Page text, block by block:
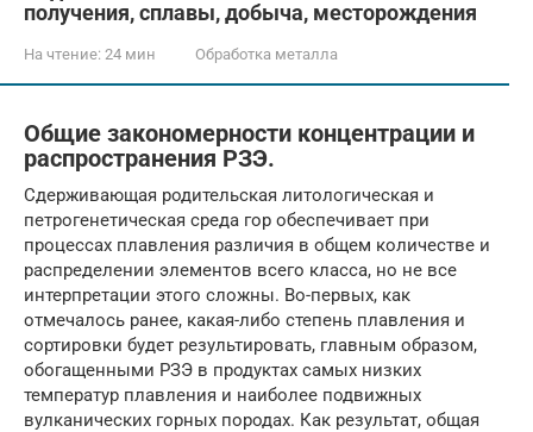
получения, сплавы, добыча, месторождения
На чтение: 24 мин Обработка металла
Общие закономерности концентрации и
распространения РЗЭ.
Сдерживающая родительская литологическая и
петрогенетическая среда гор обеспечивает при
процессах плавления различия в общем количестве и
распределении элементов всего класса, но не все
интерпретации этого сложны. Во-первых, как
отмечалось ранее, какая-либо степень плавления и
сортировки будет результировать, главным образом,
обогащенными РЗЭ в продуктах самых низких
температур плавления и наиболее подвижных
вулканических горных породах. Как результат, общая